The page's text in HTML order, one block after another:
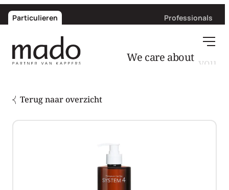
Particulieren Professionals
We care about
Terug naar overzicht